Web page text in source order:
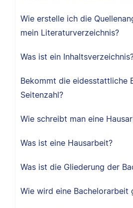
Wie erstelle ich die
mein Literaturverzeichnis?
Was ist ein
Bekommt die eidesstattliche
Seitenzahl?
Wie schreibt man eine
Was ist eine Hausarbeit?
Was ist die Gliederung der
Wie wird eine Bachelorarbeit